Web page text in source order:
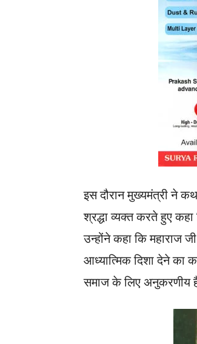
इस दौरान मुख्यमंत्री ने
श्रद्धा व्यक्त करते हुए
उन्होंने कहा कि महाराज
आध्यात्मिक दिशा देने का
समाज के लिए अनुकरणीय